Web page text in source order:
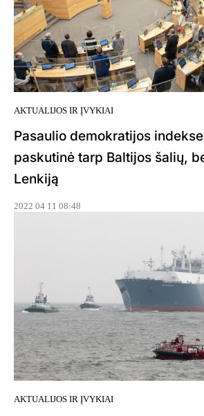
AKTUALIJOS IR ĮVYKIAI
Pasaulio demokratijos
paskutinė tarp Baltijos šalių,
Lenkiją
2022 04 11 08:48
AKTUALIJOS IR ĮVYKIAI